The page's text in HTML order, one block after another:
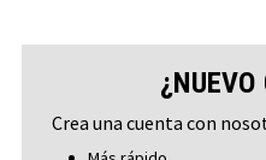
Crea una cuenta con